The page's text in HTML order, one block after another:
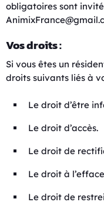
obligatoires sont
Vos droits :
Si vous êtes un
droits suivants liés à
Le droit d’être
Le droit d’accès.
Le droit de
Le droit à
Le droit de